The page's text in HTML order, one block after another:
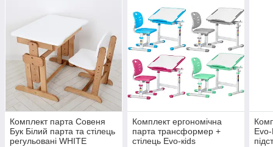
Комплект парта Совеня
Бук Білий парта та стілець
регульовані WHITE
Комплект ергономічна
парта трансформер +
стілець Evo-кids